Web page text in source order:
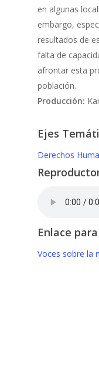
en algunas
embargo,
resultados de
falta de
afrontar esta
población.
Producción:
Ejes
Derechos
Enlace
Voces sobre la